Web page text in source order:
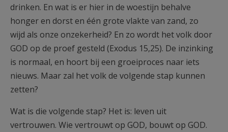
drinken. En wat is er hier in de woestijn behalve
honger en dorst en één grote vlakte van zand, zo
wijd als onze onzekerheid? En zo wordt het volk door
GOD op de proef gesteld (Exodus 15,25). De inzinking
is normaal, en hoort bij een groeiproces naar iets
nieuws. Maar zal het volk de volgende stap kunnen
zetten?
Wat is die volgende stap? Het is: leven uit
vertrouwen. Wie vertrouwt op GOD, bouwt op GOD.